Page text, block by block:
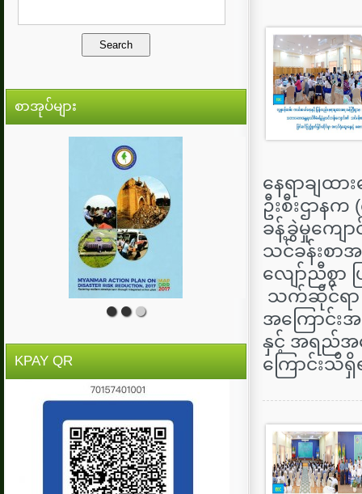
စာအုပ်များ
KPAY QR
နေရာချထာ
ဦးစီးဌာန
ခန့်ခွဲမှုကျေ
သင်ခန်းစာ
လျော်ညီစွာ
သက်ဆိုင်ရာ
အကြောင်းအ
နှင့် အရည်အ
ကြောင်းသိရှိ